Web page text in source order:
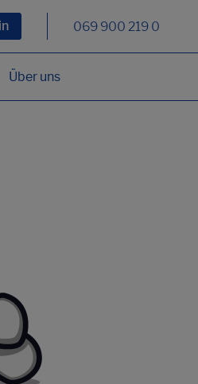
069 900 219 0
Über uns